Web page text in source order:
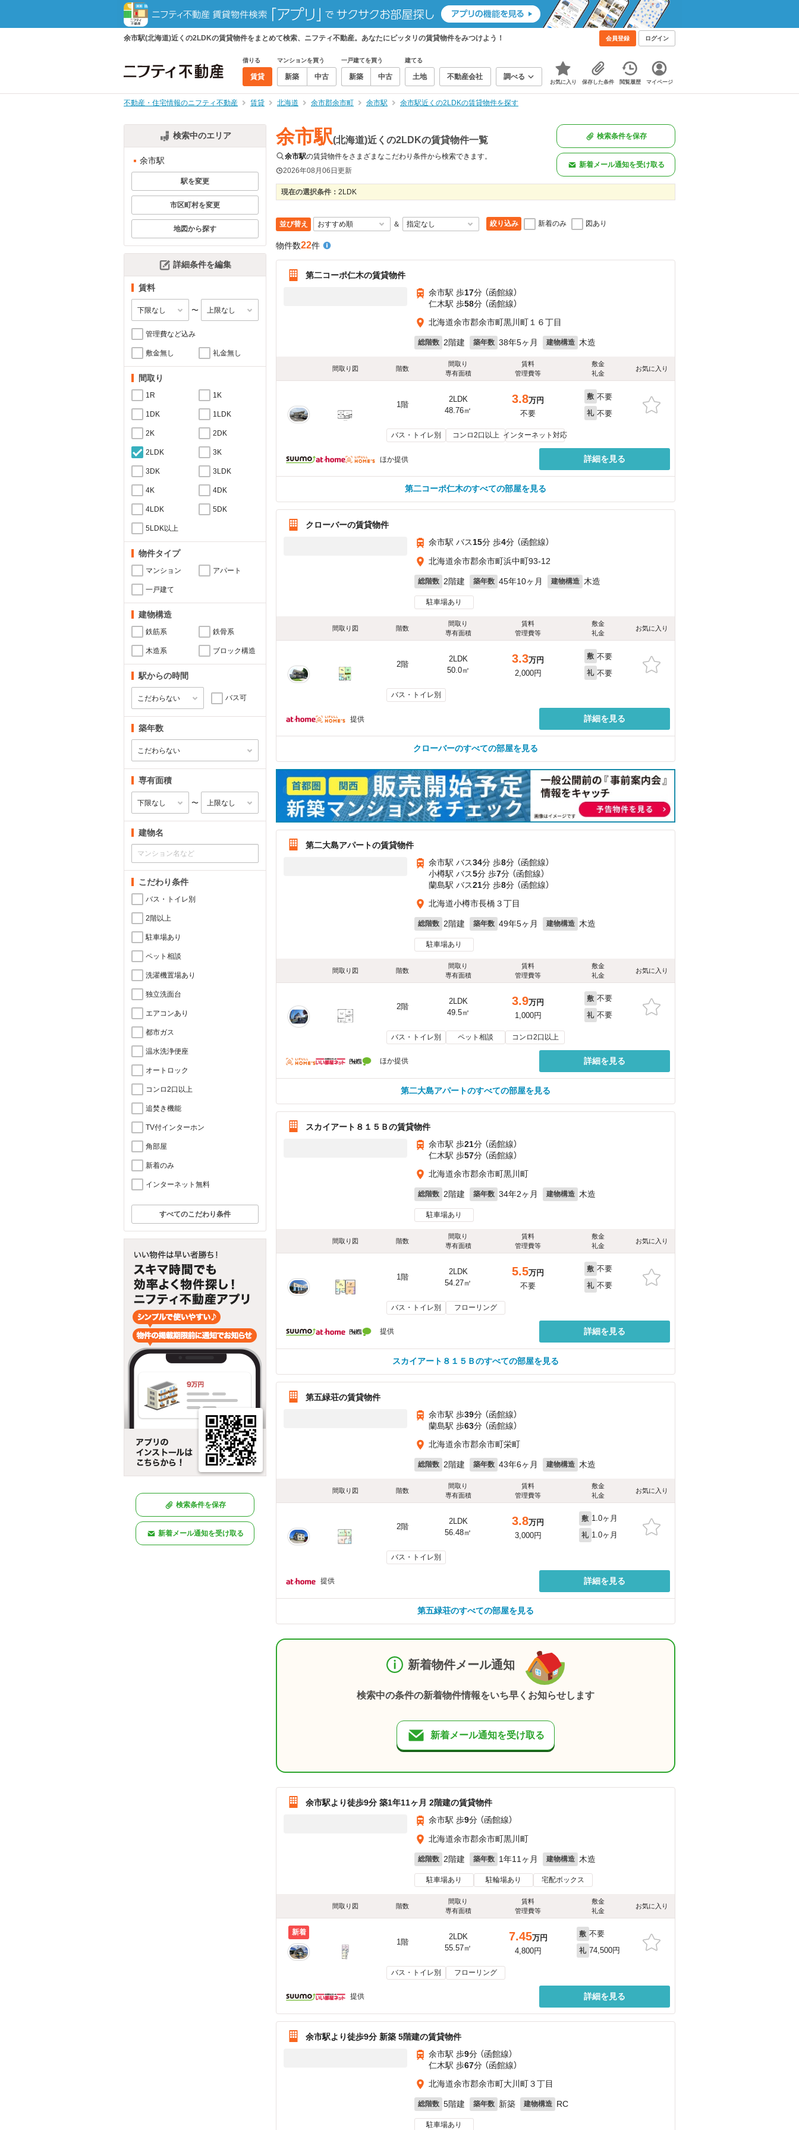
余市駅(北海道)近くの2LDKの賃貸物件をまとめて検索、ニフティ不動産。あなたにピッタリの賃貸物件をみつけよう！ 会員登録 ログイン
借りる
賃貸
マンションを買う
新築 中古
一戸建てを買う
新築 中古
建てる
土地 不動産会社 調べる
お気に入り 保存した条件 閲覧履歴 マイページ
不動産・住宅情報のニフティ不動産 賃貸 北海道 余市郡余市町 余市駅 余市駅近くの2LDKの賃貸物件を探す
検索中のエリア
余市駅
駅を変更
市区町村を変更
地図から探す
詳細条件を編集
賃料
〜
管理費など込み
敷金無し 礼金無し
間取り
1R 1K
1DK 1LDK
2K 2DK
2LDK 3K
3DK 3LDK
4K 4DK
4LDK 5DK
5LDK以上
物件タイプ
マンション アパート
一戸建て
建物構造
鉄筋系 鉄骨系
木造系 ブロック構造
駅からの時間
バス可
築年数
専有面積
〜
建物名
こだわり条件
バス・トイレ別
2階以上
駐車場あり
ペット相談
洗濯機置場あり
独立洗面台
エアコンあり
都市ガス
温水洗浄便座
オートロック
コンロ2口以上
追焚き機能
TV付インターホン
角部屋
新着のみ
インターネット無料
すべてのこだわり条件
検索条件を保存
新着メール通知を受け取る
余市駅(北海道)近くの2LDKの賃貸物件一覧
余市駅の賃貸物件をさまざまなこだわり条件から検索できます。
2026年08月06日更新
検索条件を保存
新着メール通知を受け取る
現在の選択条件： 2LDK
並び替え ＆ 絞り込み 新着のみ 図あり
物件数22件
第二コーポ仁木の賃貸物件
余市駅 歩17分 （函館線）
仁木駅 歩58分 （函館線）
北海道余市郡余市町黒川町１６丁目
総階数 2階建 築年数 38年5ヶ月 建物構造 木造
間取り図 階数
間取り
専有面積
賃料
管理費等
敷金
礼金
お気に入り
1階
2LDK
48.76㎡
3.8万円
不要
敷 不要
礼 不要
バス・トイレ別 コンロ2口以上 インターネット対応
ほか提供 詳細を見る
第二コーポ仁木のすべての部屋を見る
クローバーの賃貸物件
余市駅 バス15分 歩4分 （函館線）
北海道余市郡余市町浜中町93-12
総階数 2階建 築年数 45年10ヶ月 建物構造 木造
駐車場あり
間取り図 階数
間取り
専有面積
賃料
管理費等
敷金
礼金
お気に入り
2階
2LDK
50.0㎡
3.3万円
2,000円
敷 不要
礼 不要
バス・トイレ別
提供 詳細を見る
クローバーのすべての部屋を見る
第二大島アパートの賃貸物件
余市駅 バス34分 歩8分 （函館線）
小樽駅 バス5分 歩7分 （函館線）
蘭島駅 バス21分 歩8分 （函館線）
北海道小樽市長橋３丁目
総階数 2階建 築年数 49年5ヶ月 建物構造 木造
駐車場あり
間取り図 階数
間取り
専有面積
賃料
管理費等
敷金
礼金
お気に入り
2階
2LDK
49.5㎡
3.9万円
1,000円
敷 不要
礼 不要
バス・トイレ別 ペット相談 コンロ2口以上
ほか提供 詳細を見る
第二大島アパートのすべての部屋を見る
スカイアート８１５Ｂの賃貸物件
余市駅 歩21分 （函館線）
仁木駅 歩57分 （函館線）
北海道余市郡余市町黒川町
総階数 2階建 築年数 34年2ヶ月 建物構造 木造
駐車場あり
間取り図 階数
間取り
専有面積
賃料
管理費等
敷金
礼金
お気に入り
1階
2LDK
54.27㎡
5.5万円
不要
敷 不要
礼 不要
バス・トイレ別 フローリング
提供 詳細を見る
スカイアート８１５Ｂのすべての部屋を見る
第五緑荘の賃貸物件
余市駅 歩39分 （函館線）
蘭島駅 歩63分 （函館線）
北海道余市郡余市町栄町
総階数 2階建 築年数 43年6ヶ月 建物構造 木造
間取り図 階数
間取り
専有面積
賃料
管理費等
敷金
礼金
お気に入り
2階
2LDK
56.48㎡
3.8万円
3,000円
敷 1.0ヶ月
礼 1.0ヶ月
バス・トイレ別
提供 詳細を見る
第五緑荘のすべての部屋を見る
新着物件メール通知
検索中の条件の新着物件情報をいち早くお知らせします
新着メール通知を受け取る
余市駅より徒歩9分 築1年11ヶ月 2階建の賃貸物件
余市駅 歩9分 （函館線）
北海道余市郡余市町黒川町
総階数 2階建 築年数 1年11ヶ月 建物構造 木造
駐車場あり 駐輪場あり 宅配ボックス
間取り図 階数
間取り
専有面積
賃料
管理費等
敷金
礼金
お気に入り
新着
1階
2LDK
55.57㎡
7.45万円
4,800円
敷 不要
礼 74,500円
バス・トイレ別 フローリング
提供 詳細を見る
余市駅より徒歩9分 新築 5階建の賃貸物件
余市駅 歩9分 （函館線）
仁木駅 歩67分 （函館線）
北海道余市郡余市町大川町３丁目
総階数 5階建 築年数 新築 建物構造 RC
駐車場あり